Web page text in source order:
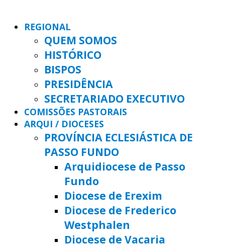
REGIONAL
QUEM SOMOS
HISTÓRICO
BISPOS
PRESIDÊNCIA
SECRETARIADO EXECUTIVO
COMISSÕES PASTORAIS
ARQUI / DIOCESES
PROVÍNCIA ECLESIÁSTICA DE
PASSO FUNDO
Arquidiocese de Passo
Fundo
Diocese de Erexim
Diocese de Frederico
Westphalen
Diocese de Vacaria